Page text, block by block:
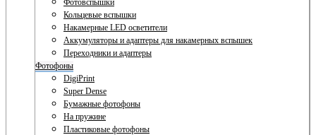
Фотовспышки
Кольцевые вспышки
Накамерные LED осветители
Аккумуляторы и адаптеры для накамерных вспышек
Переходники и адаптеры
Фотофоны
DigiPrint
Super Dense
Бумажные фотофоны
На пружине
Пластиковые фотофоны